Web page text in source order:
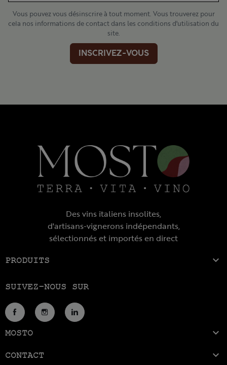
Vous pouvez vous désinscrire à tout moment. Vous trouverez pour
cela nos informations de contact dans les conditions d'utilisation du
site.
INSCRIVEZ-VOUS
Des vins italiens insolites,
d'artisans-vignerons indépendants,
sélectionnés et importés en direct
PRODUITS 
SUIVEZ-NOUS SUR
FacebookInstagramLinkedIn
MOSTO 
CONTACT 